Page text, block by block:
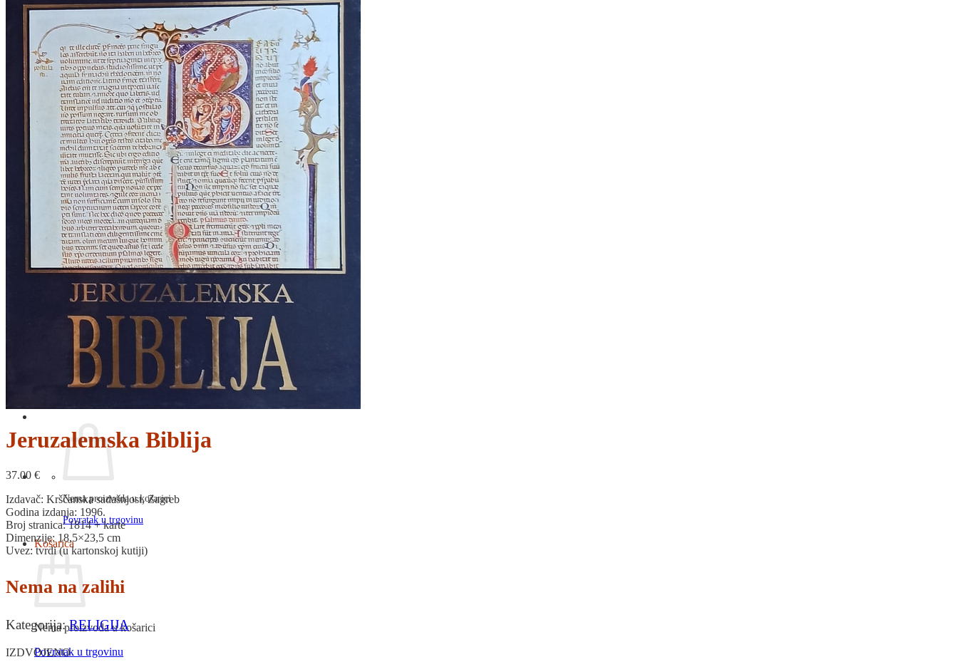
ETNOLOGIJA
FILOZOFIJA, SOCIOLOGIJA, ANTROPOLOGIJA
FOTOGRAFIJA
GLAZBENA UMJETNOST
KAZALIŠTE, FILM
OD KNJIŽEVNOST
DO RELIGIJA
KNJIŽEVNOST
LIKOVNA UMJETNOST
LJEKOVITO BILJE I ZDRAVLJE
MITOLOGIJA
POVIJEST I PUBLICISTIKA
PRIRODNE ZNANOSTI
PSIHOLOGIJA, POPULARNA PSIHOLOGIJA,
ALTERNATIVA
RAZNO
RELIGIJA
OD RJEČNIKA
DO ZEMLJOVIDA
RJEČNICI, GRAMATIKE, PRAVOPISI…
ŠAH
SPORT
STRIPOVI
TEHNIČKE ZNANOSTI
TEORIJA I POVIJEST KNJIŽEVNOSTI
VEDUTE
ZAGREB
ZEMLJOVIDI
Otkup knjiga
Nema proizvoda u košarici
Povratak u trgovinu
Košarica
Nema proizvoda u košarici
Povratak u trgovinu
Jeruzalemska Biblija
37.00 €
Izdavač: Kršćanska sadašnjost, Zagreb
Godina izdanja: 1996.
Broj stranica: 1814 + karte
Dimenzije: 18,5×23,5 cm
Uvez: tvrdi (u kartonskoj kutiji)
Nema na zalihi
Kategorija:RELIGIJA
IZDVOJENO